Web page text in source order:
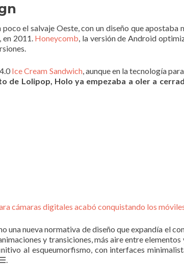
el salvaje Oeste, con un diseño que apostaba
en 2011. Honeycomb, la versión de Android
Ice Cream Sandwich, aunque en la tecnología
de Lolipop, Holo ya empezaba a oler a
cámaras digitales acabó conquistando los
una nueva normativa de diseño que expandía el
y transiciones, más aire entre
al esqueumorfismo, con interfaces